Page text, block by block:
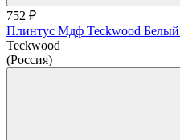
752 ₽
Плинтус Мдф Teckwood
Teckwood
(Россия)